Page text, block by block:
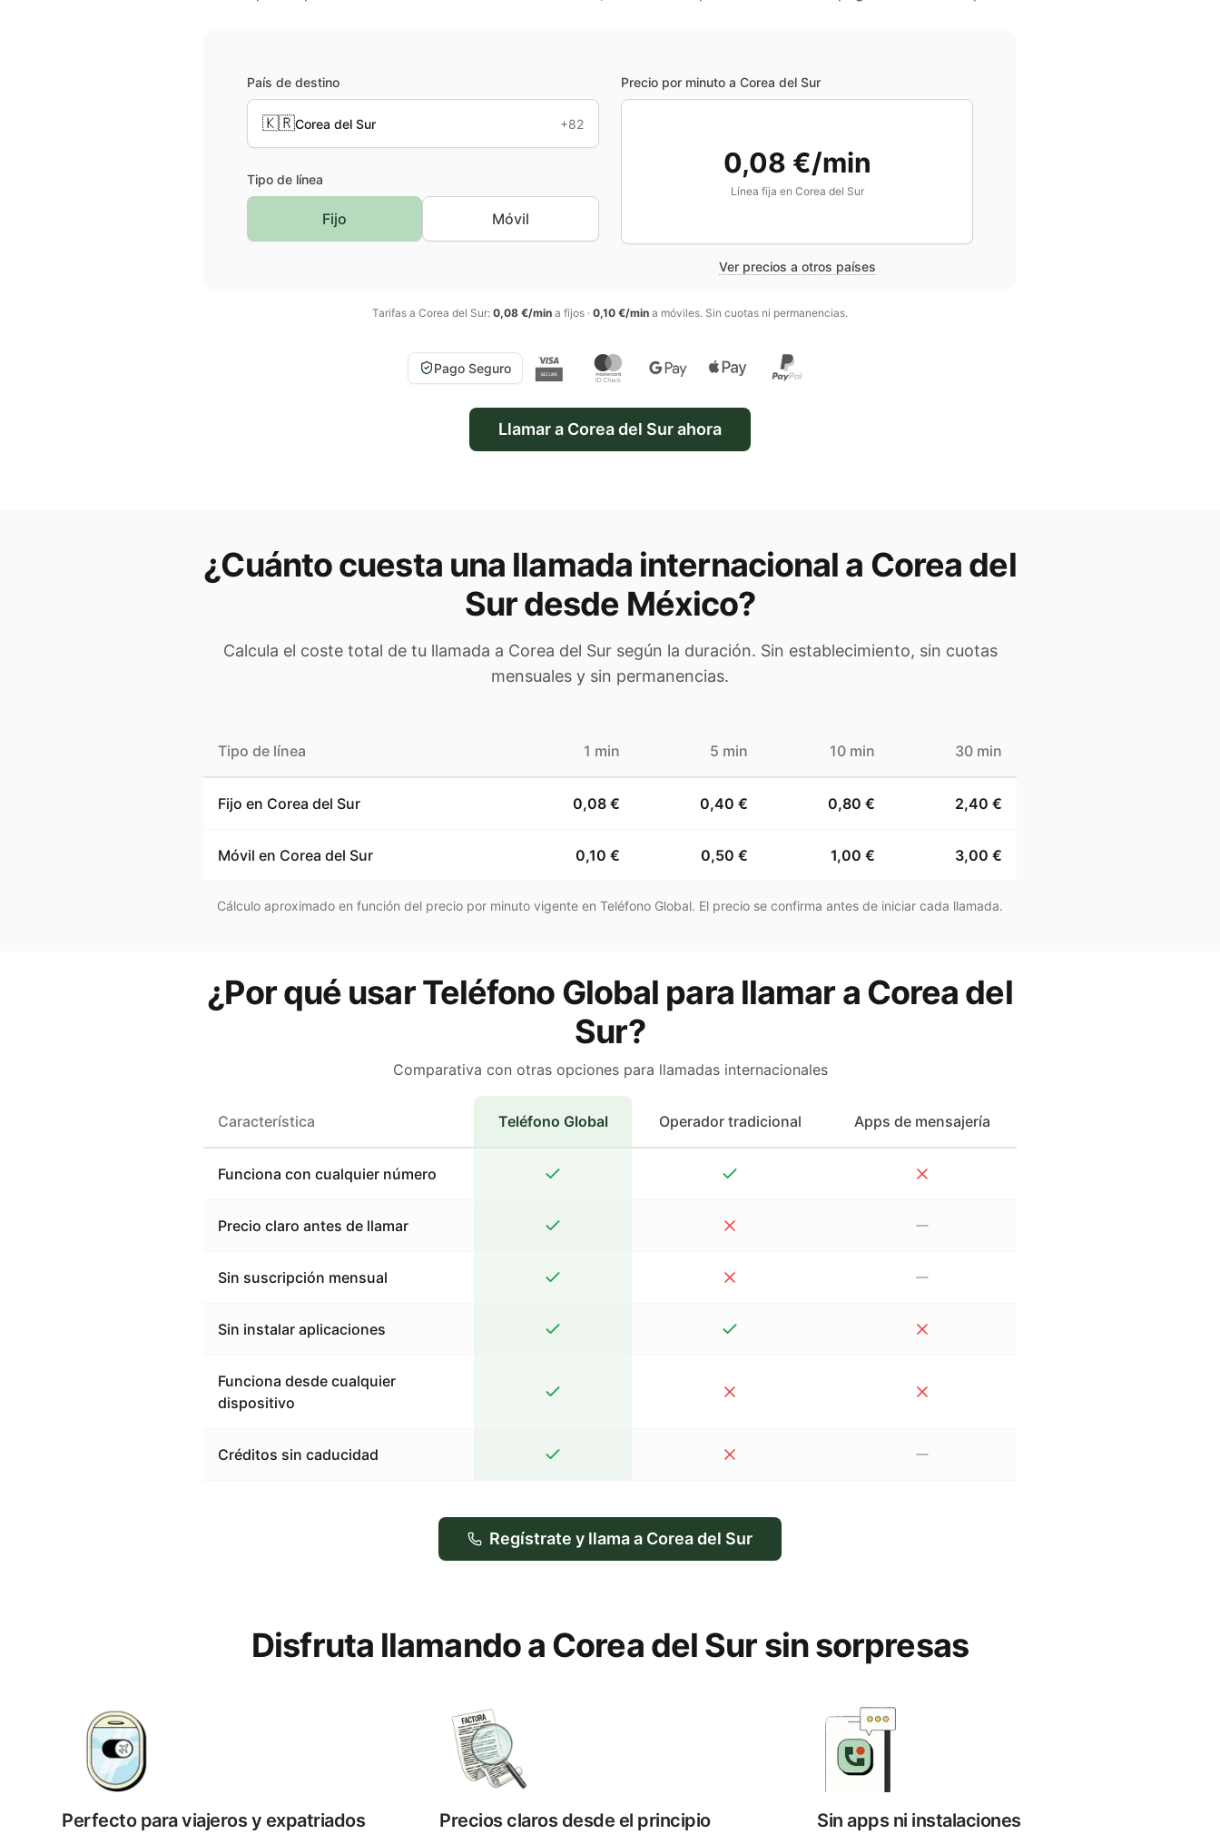
País de destino
🇰🇷Corea del Sur +82
Tipo de línea
Fijo Móvil
Precio por minuto a Corea del Sur
0,08 €/min
Línea fija en Corea del Sur
Ver precios a otros países
Tarifas a Corea del Sur: 0,08 €/min a fijos · 0,10 €/min a móviles. Sin cuotas ni permanencias.
Pago Seguro
Llamar a Corea del Surahora
¿Cuánto cuesta una llamada internacional a Corea del
Surdesde México?
Calcula el coste total de tu llamada a Corea del Sursegún la duración. Sin establecimiento, sin cuotas
mensuales y sin permanencias.
Tipo de línea 1 min 5 min 10 min 30 min
Fijo en Corea del Sur 0,08 € 0,40 € 0,80 € 2,40 €
Móvil en Corea del Sur 0,10 € 0,50 € 1,00 € 3,00 €
Cálculo aproximado en función del precio por minuto vigente en Teléfono Global. El precio se confirma antes de iniciar cada llamada.
¿Por qué usar Teléfono Global para llamar a Corea del
Sur?
Comparativa con otras opciones para llamadas internacionales
Característica Teléfono Global Operador tradicional Apps de mensajería
Funciona con cualquier número
Precio claro antes de llamar
Sin suscripción mensual
Sin instalar aplicaciones
Funciona desde cualquier
dispositivo
Créditos sin caducidad
Regístrate y llama a Corea del Sur
Disfruta llamando a Corea del Sur sin sorpresas
Perfecto para viajeros y expatriados Precios claros desde el principio Sin apps ni instalaciones